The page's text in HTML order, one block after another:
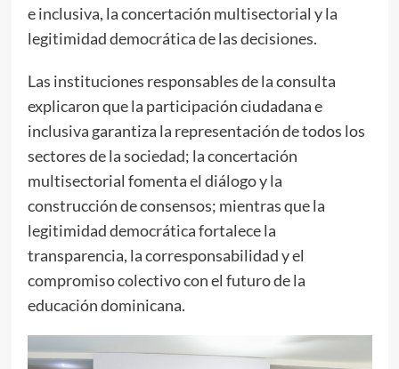
e inclusiva, la concertación multisectorial y la
legitimidad democrática de las decisiones.
Las instituciones responsables de la consulta
explicaron que la participación ciudadana e
inclusiva garantiza la representación de todos los
sectores de la sociedad; la concertación
multisectorial fomenta el diálogo y la
construcción de consensos; mientras que la
legitimidad democrática fortalece la
transparencia, la corresponsabilidad y el
compromiso colectivo con el futuro de la
educación dominicana.